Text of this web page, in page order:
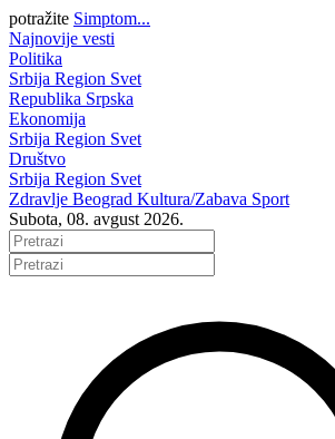
potražite Simptom...
Najnovije vesti
Politika
Srbija Region Svet
Republika Srpska
Ekonomija
Srbija Region Svet
Društvo
Srbija Region Svet
Zdravlje Beograd Kultura/Zabava Sport
Subota, 08. avgust 2026.